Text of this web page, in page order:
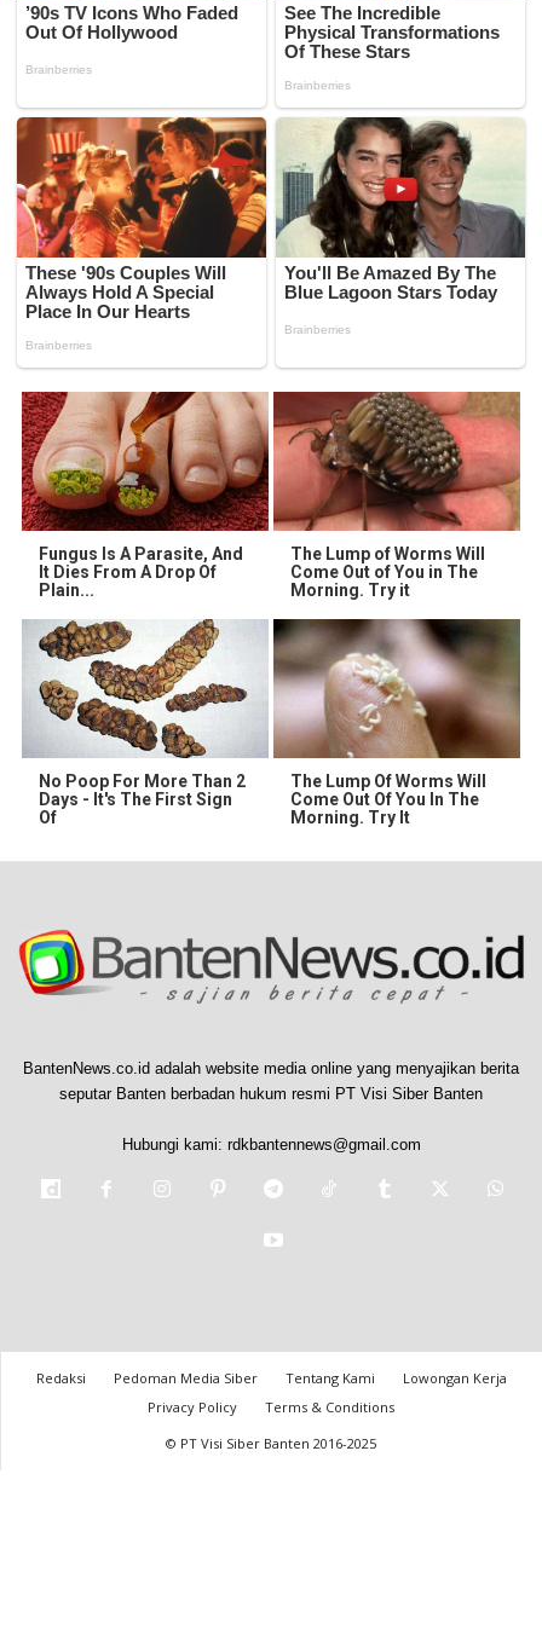
Fungus Is A Parasite, And
It Dies From A Drop Of
Plain...
The Lump of Worms Will
Come Out of You in The
Morning. Try it
No Poop For More Than 2
Days - It's The First Sign
Of
The Lump Of Worms Will
Come Out Of You In The
Morning. Try It
BantenNews.co.id adalah website media online yang menyajikan berita
seputar Banten berbadan hukum resmi PT Visi Siber Banten
Hubungi kami: rdkbantennews@gmail.com
Redaksi Pedoman Media Siber Tentang Kami
Lowongan Kerja
Privacy Policy
Terms & Conditions
© PT Visi Siber Banten 2016-2025